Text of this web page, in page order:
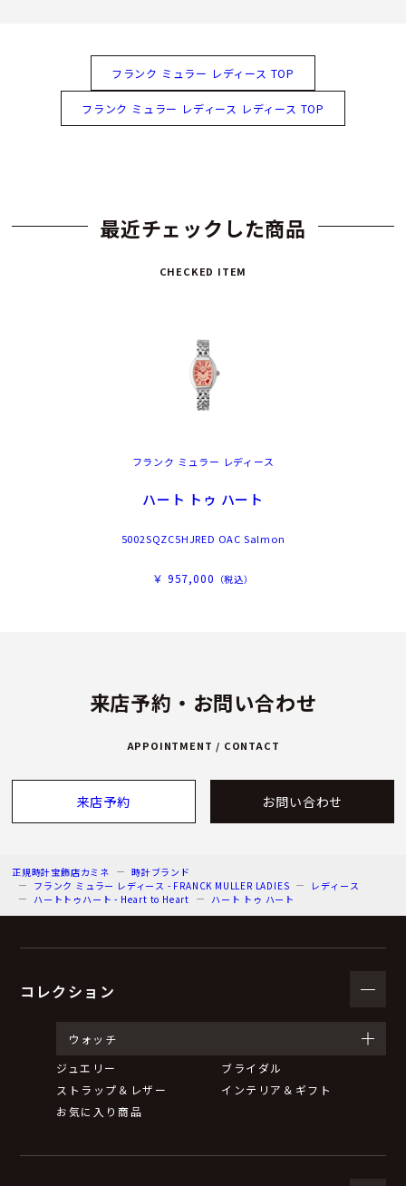
フランク ミュラー レディース TOP
フランク ミュラー レディース レディース TOP
最近チェックした商品
CHECKED ITEM
フランク ミュラー レディース
ハート トゥ ハート
5002SQZC5HJRED OAC Salmon
￥ 957,000 （税込）
来店予約・お問い合わせ
APPOINTMENT / CONTACT
来店予約 お問い合わせ
正規時計宝飾店カミネ
時計ブランド
フランク ミュラー レディース - FRANCK MULLER LADIES
レディース
ハートトゥハート - Heart to Heart
ハート トゥ ハート
コレクション
ウォッチ
ジュエリー
ブライダル
ストラップ＆レザー
インテリア＆ギフト
お気に入り商品